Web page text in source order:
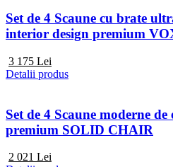
Set de 4 Scaune cu brate
interior design premium
3 175 Lei
Detalii produs
Set de 4 Scaune moderne
premium SOLID CHAIR
2 021 Lei